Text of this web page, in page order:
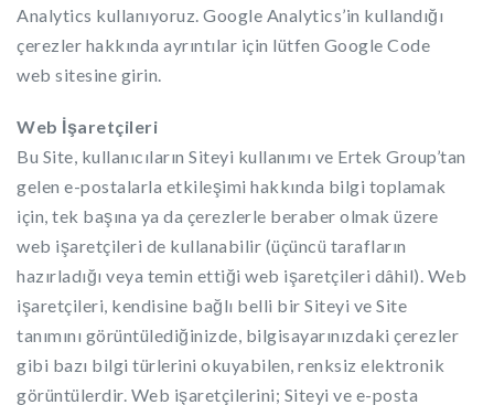
Analytics kullanıyoruz. Google Analytics’in kullandığı
çerezler hakkında ayrıntılar için lütfen Google Code
web sitesine girin.
Web İşaretçileri
Bu Site, kullanıcıların Siteyi kullanımı ve Ertek Group’tan
gelen e-postalarla etkileşimi hakkında bilgi toplamak
için, tek başına ya da çerezlerle beraber olmak üzere
web işaretçileri de kullanabilir (üçüncü tarafların
hazırladığı veya temin ettiği web işaretçileri dâhil). Web
işaretçileri, kendisine bağlı belli bir Siteyi ve Site
tanımını görüntülediğinizde, bilgisayarınızdaki çerezler
gibi bazı bilgi türlerini okuyabilen, renksiz elektronik
görüntülerdir. Web işaretçilerini; Siteyi ve e-posta